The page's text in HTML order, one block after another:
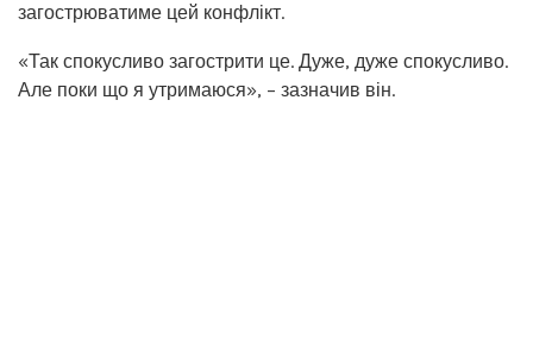
загострюватиме цей конфлікт.
«Так спокусливо загострити це. Дуже, дуже спокусливо.
Але поки що я утримаюся», – зазначив він.